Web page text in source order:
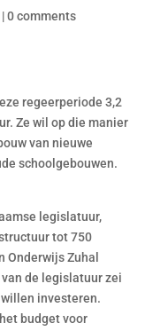
0 comments
regeerperiode 3,2
Ze wil op die manier
van nieuwe
schoolgebouwen.
legislatuur,
tot 750
Onderwijs Zuhal
de legislatuur zei
investeren.
budget voor